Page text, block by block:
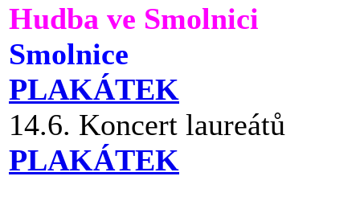
Hudba ve Smolnici
Smolnice
PLAKÁTEK
14.6. Koncert laureátů
PLAKÁTEK